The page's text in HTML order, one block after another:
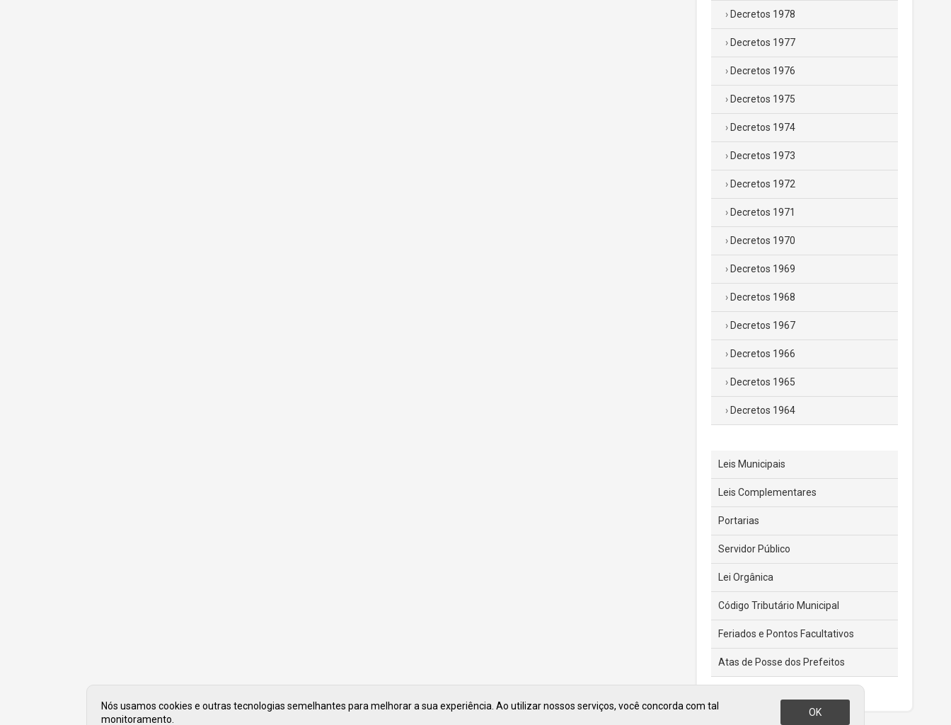
Decretos 1978
Decretos 1977
Decretos 1976
Decretos 1975
Decretos 1974
Decretos 1973
Decretos 1972
Decretos 1971
Decretos 1970
Decretos 1969
Decretos 1968
Decretos 1967
Decretos 1966
Decretos 1965
Decretos 1964
Leis Municipais
Leis Complementares
Portarias
Servidor Público
Lei Orgânica
Código Tributário Municipal
Feriados e Pontos Facultativos
Atas de Posse dos Prefeitos
Nós usamos cookies e outras tecnologias semelhantes para melhorar a sua experiência. Ao utilizar nossos serviços, você concorda com tal
monitoramento.
OK